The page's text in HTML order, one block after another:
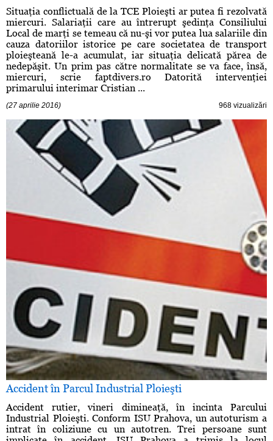
Situaţia conflictuală de la TCE Ploieşti ar putea fi rezolvată
miercuri. Salariaţii care au întrerupt şedinţa Consiliului
Local de marţi se temeau că nu-şi vor putea lua salariile din
cauza datoriilor istorice pe care societatea de transport
ploieşteană le-a acumulat, iar situaţia delicată părea de
nedepăşit. Un prim pas către normalitate se va face, însă,
miercuri, scrie faptdivers.ro Datorită intervenţiei
primarului interimar Cristian ...
(27 aprilie 2016) 968 vizualizări
Accident în Parcul Industrial Ploieşti
Accident rutier, vineri dimineaţă, în incinta Parcului
Industrial Ploieşti. Conform ISU Prahova, un autoturism a
intrat în coliziune cu un autotren. Trei persoane sunt